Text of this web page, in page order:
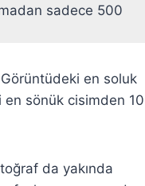
sadece 500
Görüntüdeki en soluk
en sönük cisimden 10
da yakında